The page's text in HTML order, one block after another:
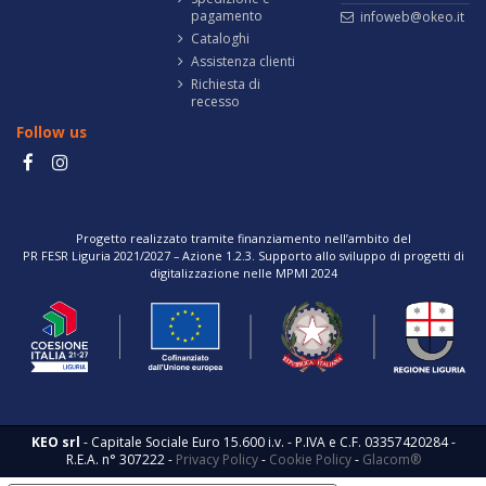
pagamento
Cataloghi
Assistenza clienti
Richiesta di
recesso
infoweb@okeo.it
Follow us
Progetto realizzato tramite finanziamento nell’ambito del
PR FESR Liguria 2021/2027 – Azione 1.2.3. Supporto allo sviluppo di progetti di
digitalizzazione nelle MPMI 2024
KEO srl - Capitale Sociale Euro 15.600 i.v. - P.IVA e C.F. 03357420284 -
R.E.A. n° 307222 - Privacy Policy- Cookie Policy- Glacom®